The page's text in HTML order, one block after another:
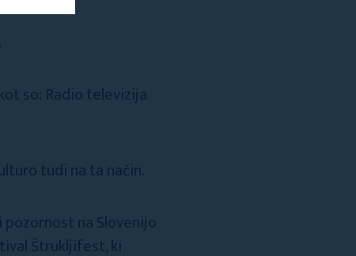
so: Radio televizija
tudi na ta način.
na Slovenijo
Štrukljifest, ki